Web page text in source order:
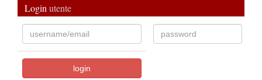
Login utente